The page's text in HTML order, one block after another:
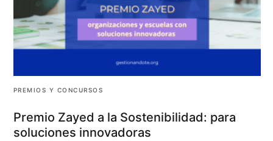
PREMIOS Y CONCURSOS
Premio Zayed a la Sostenibilidad: para
soluciones innovadoras